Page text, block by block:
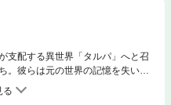
支配する異世界「タルパ」へと召
彼らは元の世界の記憶を失い、
を襲いくるドラゴンに戦闘機で立
なぜか現世の記憶を持ったまま召